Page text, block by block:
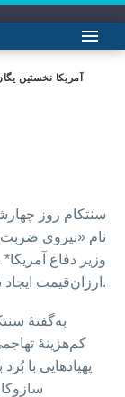
آمریکا نخستین
نام «نیروی
وزیر دفاع
ارزان‌قیمت ایجاد شده است.
به‌گفتهٔ
کم‌هزینهٔ
پهپادهایی با